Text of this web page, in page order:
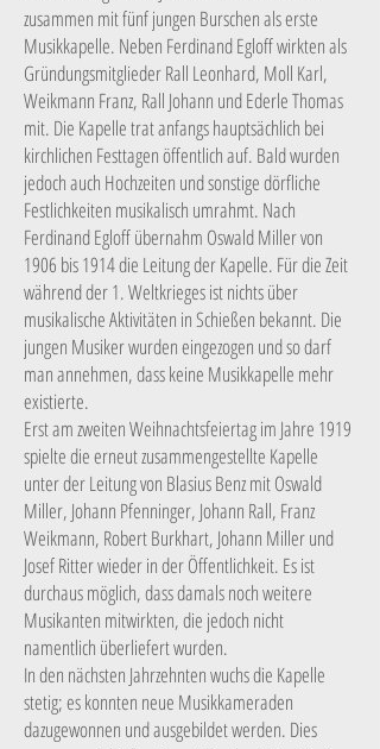
zusammen mit fünf jungen Burschen als erste
Musikkapelle. Neben Ferdinand Egloff wirkten als
Gründungsmitglieder Rall Leonhard, Moll Karl,
Weikmann Franz, Rall Johann und Ederle Thomas
mit. Die Kapelle trat anfangs hauptsächlich bei
kirchlichen Festtagen öffentlich auf. Bald wurden
jedoch auch Hochzeiten und sonstige dörfliche
Festlichkeiten musikalisch umrahmt. Nach
Ferdinand Egloff übernahm Oswald Miller von
1906 bis 1914 die Leitung der Kapelle. Für die Zeit
während der 1. Weltkrieges ist nichts über
musikalische Aktivitäten in Schießen bekannt. Die
jungen Musiker wurden eingezogen und so darf
man annehmen, dass keine Musikkapelle mehr
existierte.
Erst am zweiten Weihnachtsfeiertag im Jahre 1919
spielte die erneut zusammengestellte Kapelle
unter der Leitung von Blasius Benz mit Oswald
Miller, Johann Pfenninger, Johann Rall, Franz
Weikmann, Robert Burkhart, Johann Miller und
Josef Ritter wieder in der Öffentlichkeit. Es ist
durchaus möglich, dass damals noch weitere
Musikanten mitwirkten, die jedoch nicht
namentlich überliefert wurden.
In den nächsten Jahrzehnten wuchs die Kapelle
stetig; es konnten neue Musikkameraden
dazugewonnen und ausgebildet werden. Dies